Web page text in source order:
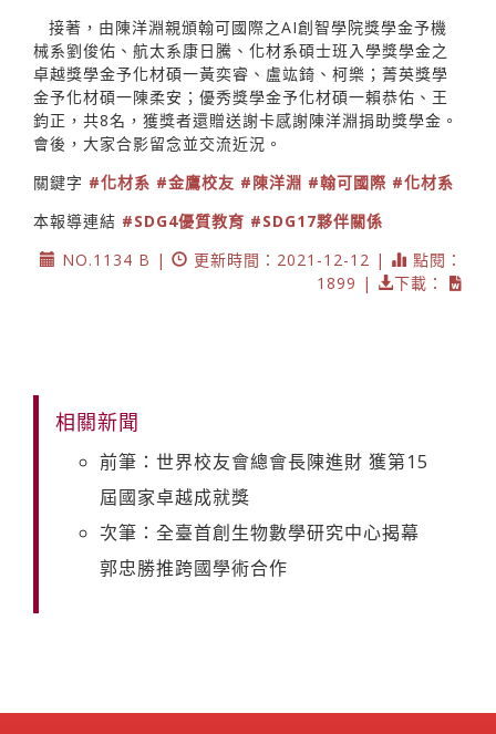
接著，由陳洋淵親頒翰可國際之AI創智學院獎學金予機
械系劉俊佑、航太系康日騰、化材系碩士班入學獎學金之
卓越獎學金予化材碩一黃奕睿、盧竑錡、柯樂；菁英獎學
金予化材碩一陳柔安；優秀獎學金予化材碩一賴恭佑、王
鈞正，共8名，獲獎者還贈送謝卡感謝陳洋淵捐助獎學金。
會後，大家合影留念並交流近況。
關鍵字 #化材系 #金鷹校友 #陳洋淵 #翰可國際 #化材系
本報導連結 #SDG4優質教育 #SDG17夥伴關係
NO.1134 B |
更新時間：2021-12-12 |
點閱：
1899 |
下載：
相關新聞
前筆：世界校友會總會長陳進財 獲第15
屆國家卓越成就獎
次筆：全臺首創生物數學研究中心揭幕
郭忠勝推跨國學術合作